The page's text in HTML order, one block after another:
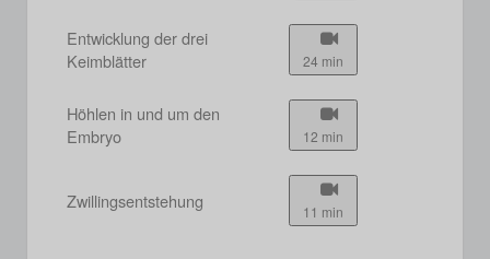
Entwicklung der drei
Keimblätter
24 min
Höhlen in und um den
Embryo
12 min
Zwillingsentstehung 11 min